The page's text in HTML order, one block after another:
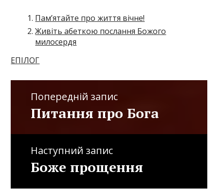
Пам’ятайте про життя вічне!
Живіть абеткою послання Божого
милосердя
ЕПІЛОГ
Попередній запис
Питання про Бога
Наступний запис
Боже прощення